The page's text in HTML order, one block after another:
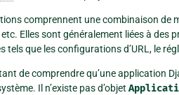
comprennent une combinaison de
Elles sont généralement liées à des
tels que les configurations d’URL, le
de comprendre qu’une application
Il n’existe pas d’objet